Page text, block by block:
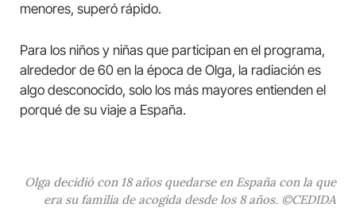
menores, superó rápido.
Para los niños y niñas que participan en el programa,
alrededor de 60 en la época de Olga, la radiación es
algo desconocido, solo los más mayores entienden el
porqué de su viaje a España.
Olga decidió con 18 años quedarse en España con la que
era su familia de acogida desde los 8 años. ©CEDIDA